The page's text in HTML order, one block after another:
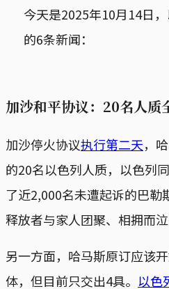
今天是2025年10月14日
的6条新闻：
加沙和平协议：20名人质
加沙停火协议执行第二天，
的20名以色列人质，以色列
了近2,000名未遭起诉的巴勒
释放者与家人团聚、相拥而
另一方面，哈马斯原订应该
体，但目前只交出4具。 以色